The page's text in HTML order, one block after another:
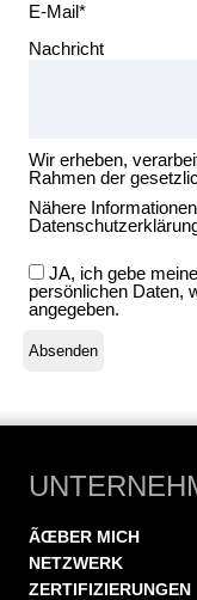
E-Mail*
Nachricht
Wir erheben,
Rahmen der
Nähere
JA, ich gebe meine Einwilligung zur Verarbeitung meiner
persönlichen Daten,
angegeben.
ÃŒBER MICH
NETZWERK
ZERTIFIZIERUNGEN